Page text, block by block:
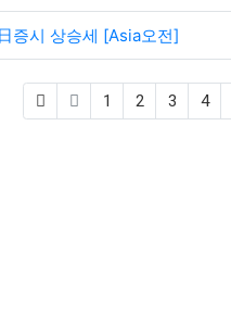
증시 상승세 [Asia오전]
1 2 3 4